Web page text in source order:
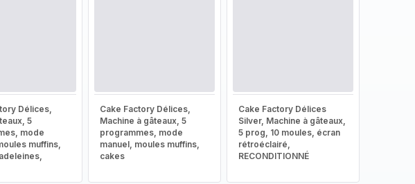
Délices,
5
mode
muffins,
Cake Factory Délices,
Machine à gâteaux, 5
programmes, mode
manuel, moules muffins,
cakes
Cake Factory Délices
Silver, Machine à gâteaux,
5 prog, 10 moules, écran
rétroéclairé,
RECONDITIONNÉ